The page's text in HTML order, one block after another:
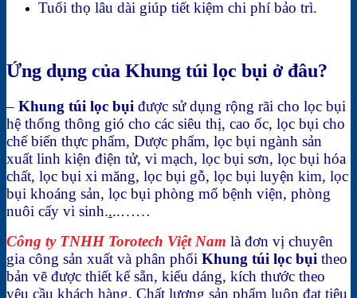
Tuổi thọ lâu dài giúp tiết kiệm chi phí bảo trì.
Ứng dụng của Khung túi lọc bụi ở đâu?
– Khung túi lọc bụi được sử dụng rộng rãi cho lọc bụi
hệ thống thông gió cho các siêu thị, cao ốc, lọc bụi cho
chế biến thực phẩm, Dược phẩm, lọc bụi ngành sản
xuất linh kiện điện tử, vi mạch, lọc bụi sơn, lọc bụi hóa
chất, lọc bụi xi măng, lọc bụi gỗ, lọc bụi luyện kim, lọc
bụi khoáng sản, lọc bụi phòng mổ bệnh viện, phòng
nuôi cấy vi sinh....……
Công ty TNHH Torotech Việt Nam là đơn vị chuyên
gia công sản xuất và phân phối Khung túi lọc bụi theo
bản vẽ được thiết kế sẵn, kiểu dáng, kích thước theo
yêu cầu khách hàng. Chất lượng sản phẩm luôn đạt tiêu